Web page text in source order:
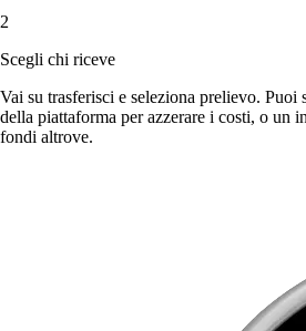
2
Scegli chi riceve
Vai su trasferisci e seleziona prelievo. Puoi
della piattaforma per azzerare i costi, o un
fondi altrove.